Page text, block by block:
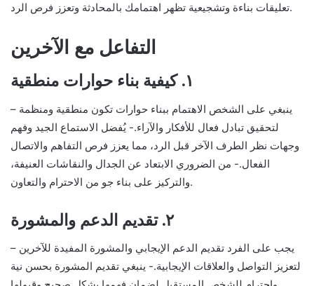
تعليقات بناءة وتشجيعية تظهر اهتمامك بالمحادثة وتعزز فرص الرد.
التفاعل مع الآخرين
١. كيفية بناء حوارات منطقية
– ينبغي على الشخص الاهتمام ببناء حوارات تكون منطقية ومنظمة
لتحقيق تبادل فعال للأفكار والآراء.- يُفضل الاستماع الجيد وفهم
وجهات نظر الطرف الآخر قبل الرد، مما يعزز فرص التفاهم والاتصال
الفعال.- من الضروري الابتعاد عن الجدال والنقاشات العنيفة،
والتركيز على بناء جو من الاحترام والتعاون.
٢. تقديم الدعم والمشورة
– يجب على الفرد تقديم الدعم الإيجابي والمشورة المفيدة للآخرين
لتعزيز التواصل والعلاقات الإيجابية.- ينبغي تقديم المشورة بحسن نية